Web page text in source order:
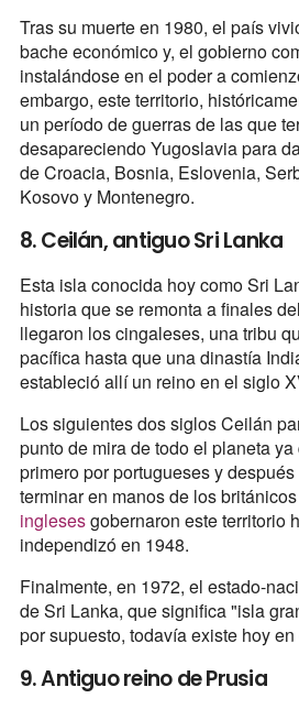
Tras su muerte en 1980, el país
bache económico y, el gobierno
instalándose en el poder a
embargo, este territorio,
un período de guerras de las que
desapareciendo Yugoslavia para
de Croacia, Bosnia, Eslovenia,
Kosovo y Montenegro.
8. Ceilán, antiguo Sri Lanka
Esta isla conocida hoy como Sri
historia que se remonta a finales
llegaron los cingaleses, una tribu
pacífica hasta que una dinastía
estableció allí un reino en el siglo
Los siguientes dos siglos Ceilán
punto de mira de todo el planeta
primero por portugueses y
terminar en manos de los
inglesesgobernaron este territorio
independizó en 1948.
Finalmente, en 1972, el estado-
de Sri Lanka, que significa "isla
por supuesto, todavía existe hoy en
9. Antiguo reino de Prusia